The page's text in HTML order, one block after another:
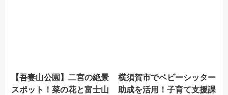
【吾妻山公園】二宮の絶景
スポット！菜の花と富士山
横須賀市でベビーシッター
助成を活用！子育て支援課